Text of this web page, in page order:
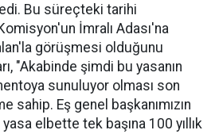
Bu süreçteki tarihi
İmralı Adası'na
görüşmesi olduğunu
"Akabinde şimdi bu yasanın
sunuluyor olması son
sahip. Eş genel başkanımızın
elbette tek başına 100 yıllık